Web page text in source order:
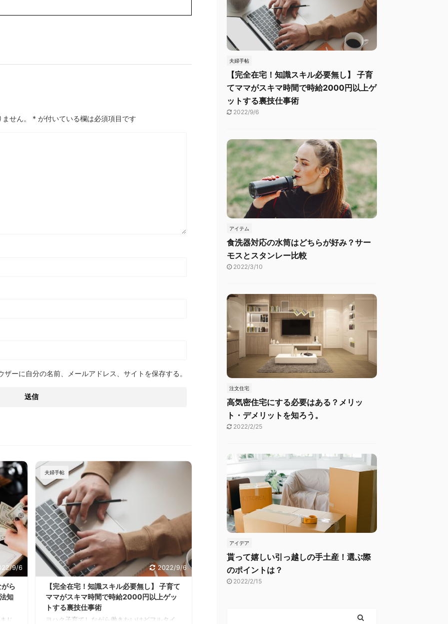
せん。 * が付いている欄は必須項目です
ーに自分の名前、メールアドレス、サイトを保存する。
9/6
ら
知
じ
夫婦手帖
2022/9/6
【完全在宅！知識スキル必要無し】 子育て
ママがスキマ時間で時給2000円以上ゲッ
トする裏技仕事術
ヨハク子育てしながら働きたいけどフルタイ
夫婦手帖
【完全在宅！知識スキル必要無し】 子育
てママがスキマ時間で時給2000円以上ゲ
ットする裏技仕事術
2022/9/6
アイテム
食洗器対応の水筒はどちらが好み？サー
モスとスタンレー比較
2022/3/10
注文住宅
高気密住宅にする必要はある？メリッ
ト・デメリットを知ろう。
2022/2/25
アイデア
貰って嬉しい引っ越しの手土産！選ぶ際
のポイントは？
2022/2/15